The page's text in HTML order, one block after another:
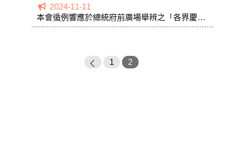
2024-11-11
本會循例響應於總統府前廣場舉辨之「各界慶祝
113年雙十國慶大會活動」
1 2